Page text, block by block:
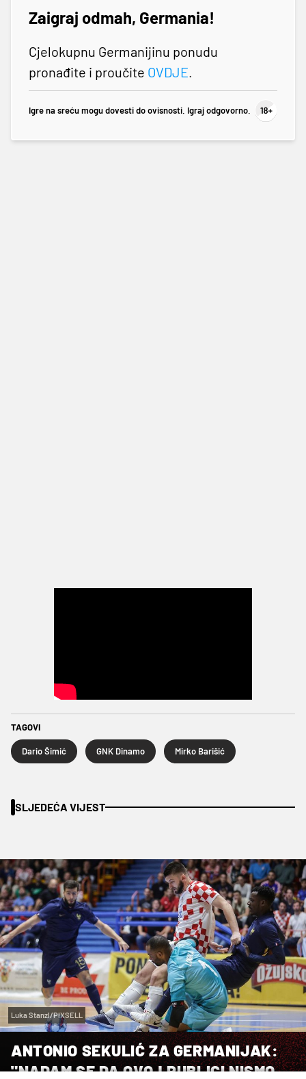
Zaigraj odmah, Germania!
Cjelokupnu Germanijinu ponudu
pronađite i proučite OVDJE
Igre na sreću mogu dovesti do ovisnosti. Igraj odgovorno.
TAGOVI
Dario Šimić GNK Dinamo Mirko Barišić
SLJEDEĆA VIJEST
Luka Stanzl/PIXSELL
ANTONIO SEKULIĆ ZA GERMANIJAK:
"NADAM SE DA OVOJ PUBLICI NISMO